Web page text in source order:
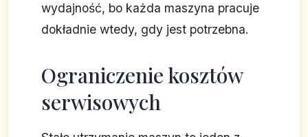
wydajność, bo każda maszyna pracuje
dokładnie wtedy, gdy jest potrzebna.
Ograniczenie kosztów
serwisowych